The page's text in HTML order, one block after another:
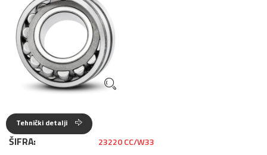
Tehnički detalji
ŠIFRA: 23220 CC/W33